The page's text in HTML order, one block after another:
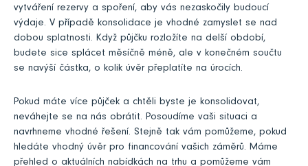
vytváření rezervy a spoření, aby vás nezaskočily budoucí
výdaje. V případě konsolidace je vhodné zamyslet se nad
dobou splatnosti. Když půjčku rozložíte na delší období,
budete sice splácet měsíčně méně, ale v konečném součtu
se navýší částka, o kolik úvěr přeplatíte na úrocích.
Pokud máte více půjček a chtěli byste je konsolidovat,
neváhejte se na nás obrátit. Posoudíme vaši situaci a
navrhneme vhodné řešení. Stejně tak vám pomůžeme, pokud
hledáte vhodný úvěr pro financování vašich záměrů. Máme
přehled o aktuálních nabídkách na trhu a pomůžeme vám